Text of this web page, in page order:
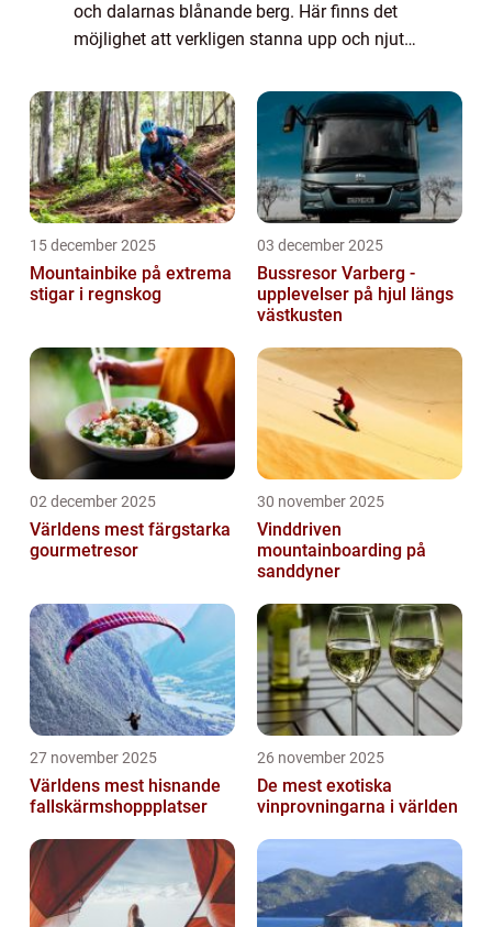
och dalarnas blånande berg. Här finns det
möjlighet att verkligen stanna upp och njuta
15 december 2025
Mountainbike på extrema
stigar i regnskog
03 december 2025
Bussresor Varberg -
upplevelser på hjul längs
västkusten
02 december 2025
Världens mest färgstarka
gourmetresor
30 november 2025
Vinddriven
mountainboarding på
sanddyner
27 november 2025
Världens mest hisnande
fallskärmshoppplatser
26 november 2025
De mest exotiska
vinprovningarna i världen